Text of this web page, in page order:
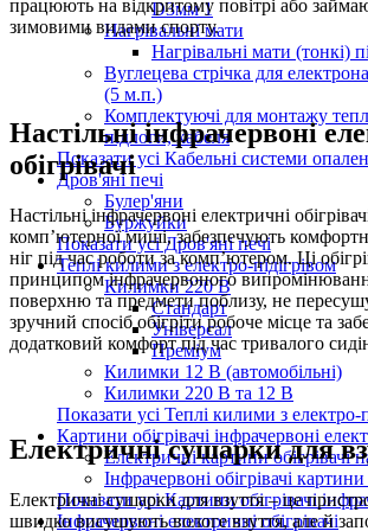
D3мм 1
Нагрівальні мати
Нагрівальні мати (тонкі)
Вуглецева стрічка для
(5 м.п.)
Комплектуючі для монтажу
підлоги, кабеля
Показати усі Кабельні системи
Дров'яні печі
Булер'яни
Буржуйки
Показати усі Дров'яні печі
Теплі килими з електро-підігрівом
Килимки 220 В
Стандарт
Універсал
Преміум
Килимки 12 В (автомобільні)
Килимки 220 В та 12 В
Показати усі Теплі килими з електро-
Картини обігрівачі інфрачервоні
Електричні картини обігрівачі
Інфрачервоні обігрівачі
Показати усі Картини обігрівачі
Інфрачервоні електричні обігрівачі
працюють на відкритому повітрі або
зимовими видами спорту.
Настільні інфрачервоні
обігрівачі
Настільні інфрачервоні електричні
комп’ютерної миші, забезпечують
ніг під час роботи за комп’ютером. Ці
принципом інфрачервоного
поверхню та предмети поблизу, не
зручний спосіб обігріти робоче місце та
додатковий комфорт під час тривалого
Електричні сушарки для
Електричні сушарки для взуття – це
швидко висушують вологе взуття, але й